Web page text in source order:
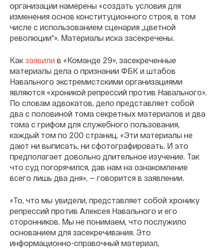
организации намерены «создать условия для
изменения основ конституционного строя, в том
числе с использованием сценария „цветной
революции“». Материалы иска засекречены.
Как заявили в «Команде 29», засекреченные
материалы дела о признании ФБК и штабов
Навального экстремистскими организациями
являются «хроникой репрессий против Навального».
По словам адвокатов, дело представляет собой
два с половиной тома секретных материалов и два
тома с грифом для служебного пользования,
каждый том по 200 страниц. «Эти материалы не
дают ни выписать, ни сфотографировать. И это
предполагает довольно длительное изучение. Так
что суд погорячился, дав нам на ознакомление
всего лишь два дня», — говорится в заявлении.
«То, что мы увидели, представляет собой хронику
репрессий против Алексея Навального и его
сторонников. Мы не понимаем, что послужило
основанием для засекречивания. Это
информационно-справочный материал,